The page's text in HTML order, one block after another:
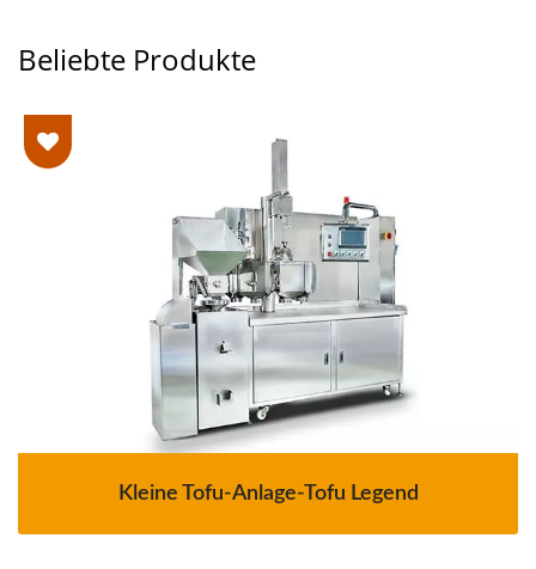
Beliebte Produkte
Kleine Tofu-Anlage-Tofu Legend